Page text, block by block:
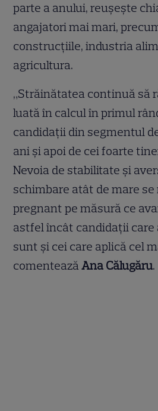
parte a anului, reușește
angajatori mai mari,
construcțiile, industria
agricultura.
„Străinătatea continuă să
luată în calcul în primul
candidații din segmentul
ani și apoi de cei foarte
Nevoia de stabilitate și
schimbare atât de mare
pregnant pe măsură ce
astfel încât candidații care
sunt și cei care aplică cel
comenteazăAna Călugăru.